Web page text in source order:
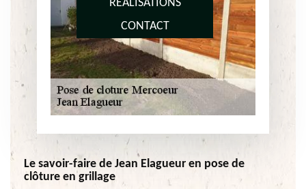
RÉALISATIONS
CONTACT
Le savoir-faire de Jean Elagueur en pose de
clôture en grillage